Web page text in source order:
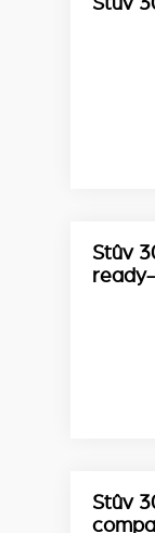
Stûv
Stûv